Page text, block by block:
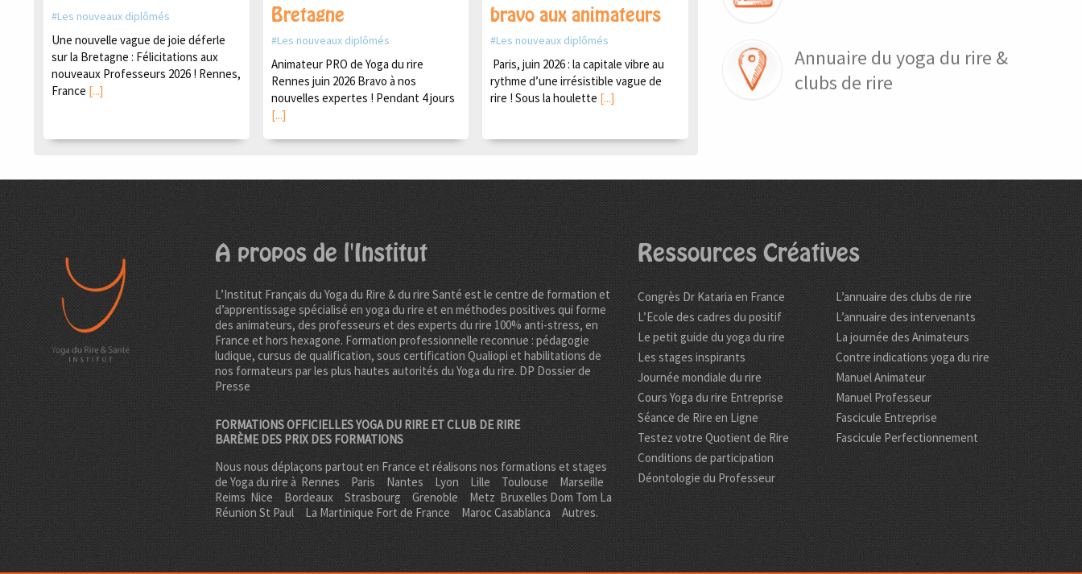
Les nouveaux diplômés
Une nouvelle vague de joie déferle
sur la Bretagne : Félicitations aux
nouveaux Professeurs 2026 ! Rennes,
France [...]
Bretagne
Les nouveaux diplômés
Animateur PRO de Yoga du rire
Rennes juin 2026 Bravo à nos
nouvelles expertes ! Pendant 4 jours
[...]
bravo aux animateurs
Les nouveaux diplômés
Paris, juin 2026 : la capitale vibre au
rythme d’une irrésistible vague de
rire ! Sous la houlette [...]
Annuaire du yoga du rire &
clubs de rire
A propos de l'Institut
L’Institut Français du Yoga du Rire & du rire Santé est le centre de formation et
d’apprentissage spécialisé en yoga du rire et en méthodes positives qui forme
des animateurs, des professeurs et des experts du rire 100% anti-stress, en
France et hors hexagone. Formation professionnelle reconnue : pédagogie
ludique, cursus de qualification, sous certification Qualiopi et habilitations de
nos formateurs par les plus hautes autorités du Yoga du rire. DP Dossier de
Presse
FORMATIONS OFFICIELLES YOGA DU RIRE ET CLUB DE RIRE
BARÈME DES PRIX DES FORMATIONS
Nous nous déplaçons partout en France et réalisons nos formations et stages
de Yoga du rire à Rennes Paris Nantes Lyon Lille Toulouse
Marseille
Reims Nice Bordeaux Strasbourg Grenoble Metz Bruxelles Dom Tom La
Réunion St Paul
La Martinique Fort de France Maroc Casablanca Autres.
Ressources Créatives
Congrès Dr Kataria en France
L’Ecole des cadres du positif
Le petit guide du yoga du rire
Les stages inspirants
Journée mondiale du rire
Cours Yoga du rire Entreprise
Séance de Rire en Ligne
Testez votre Quotient de Rire
Conditions de participation
Déontologie du Professeur
L’annuaire des clubs de rire
L’annuaire des intervenants
La journée des Animateurs
Contre indications yoga du rire
Manuel Animateur
Manuel Professeur
Fascicule Entreprise
Fascicule Perfectionnement